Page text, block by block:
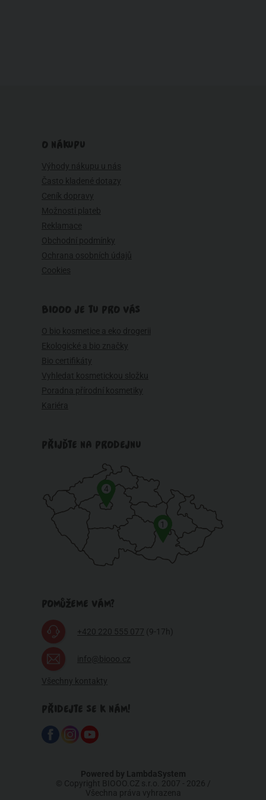
O NÁKUPU
Výhody nákupu u nás
Často kladené dotazy
Ceník dopravy
Možnosti plateb
Reklamace
Obchodní podmínky
Ochrana osobních údajů
Cookies
BIOOO JE TU PRO VÁS
O bio kosmetice a eko drogerii
Ekologické a bio značky
Bio certifikáty
Vyhledat kosmetickou složku
Poradna přírodní kosmetiky
Kariéra
PŘIJĎTE NA PRODEJNU
1
4
POMŮŽEME VÁM?
+420 220 555 077 (9-17h)
info@biooo.cz
Všechny kontakty
PŘIDEJTE SE K NÁM!
Powered by LambdaSystem
© Copyright BIOOO.CZ s.r.o. 2007 - 2026 /
Všechna práva vyhrazena